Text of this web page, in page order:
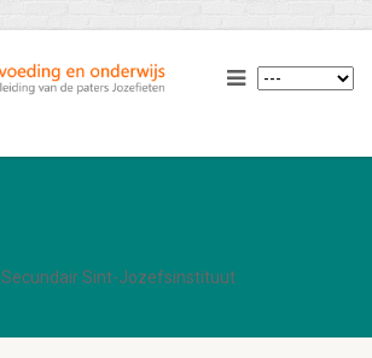
Secundair Sint-Jozefsinstituut